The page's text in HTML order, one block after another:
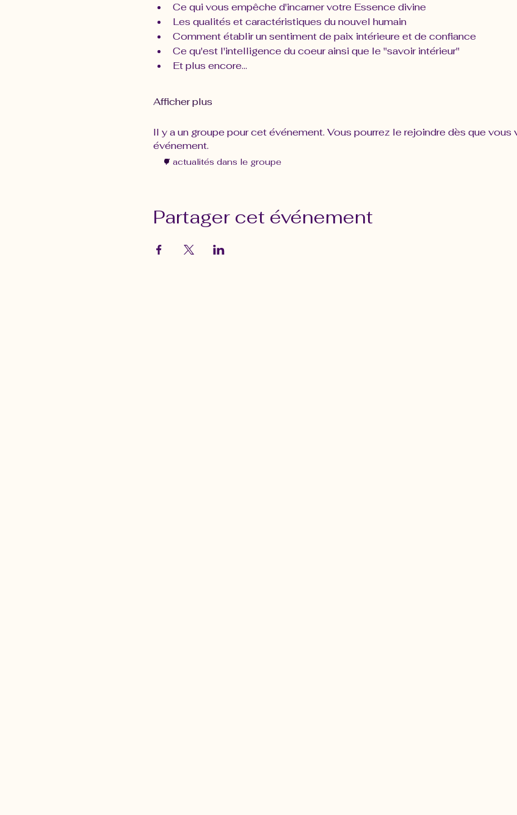
Ce qui vous empêche d'incarner votre Essence divine
Les qualités et caractéristiques du nouvel humain
Comment établir un sentiment de paix intérieure et de confiance
Ce qu'est l'intelligence du coeur ainsi que le "savoir intérieur"
Et plus encore...
Afficher plus
Il y a un groupe pour cet événement. Vous pourrez le rejoindre dès que
événement.
7 actualités dans le groupe
Partager cet événement